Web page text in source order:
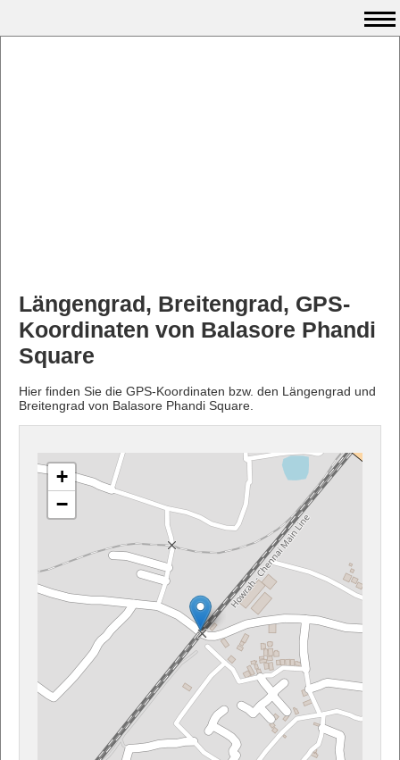
Längengrad, Breitengrad, GPS-
Koordinaten von Balasore Phandi
Square
Hier finden Sie die GPS-Koordinaten bzw. den Längengrad und
Breitengrad von Balasore Phandi Square.
+
−